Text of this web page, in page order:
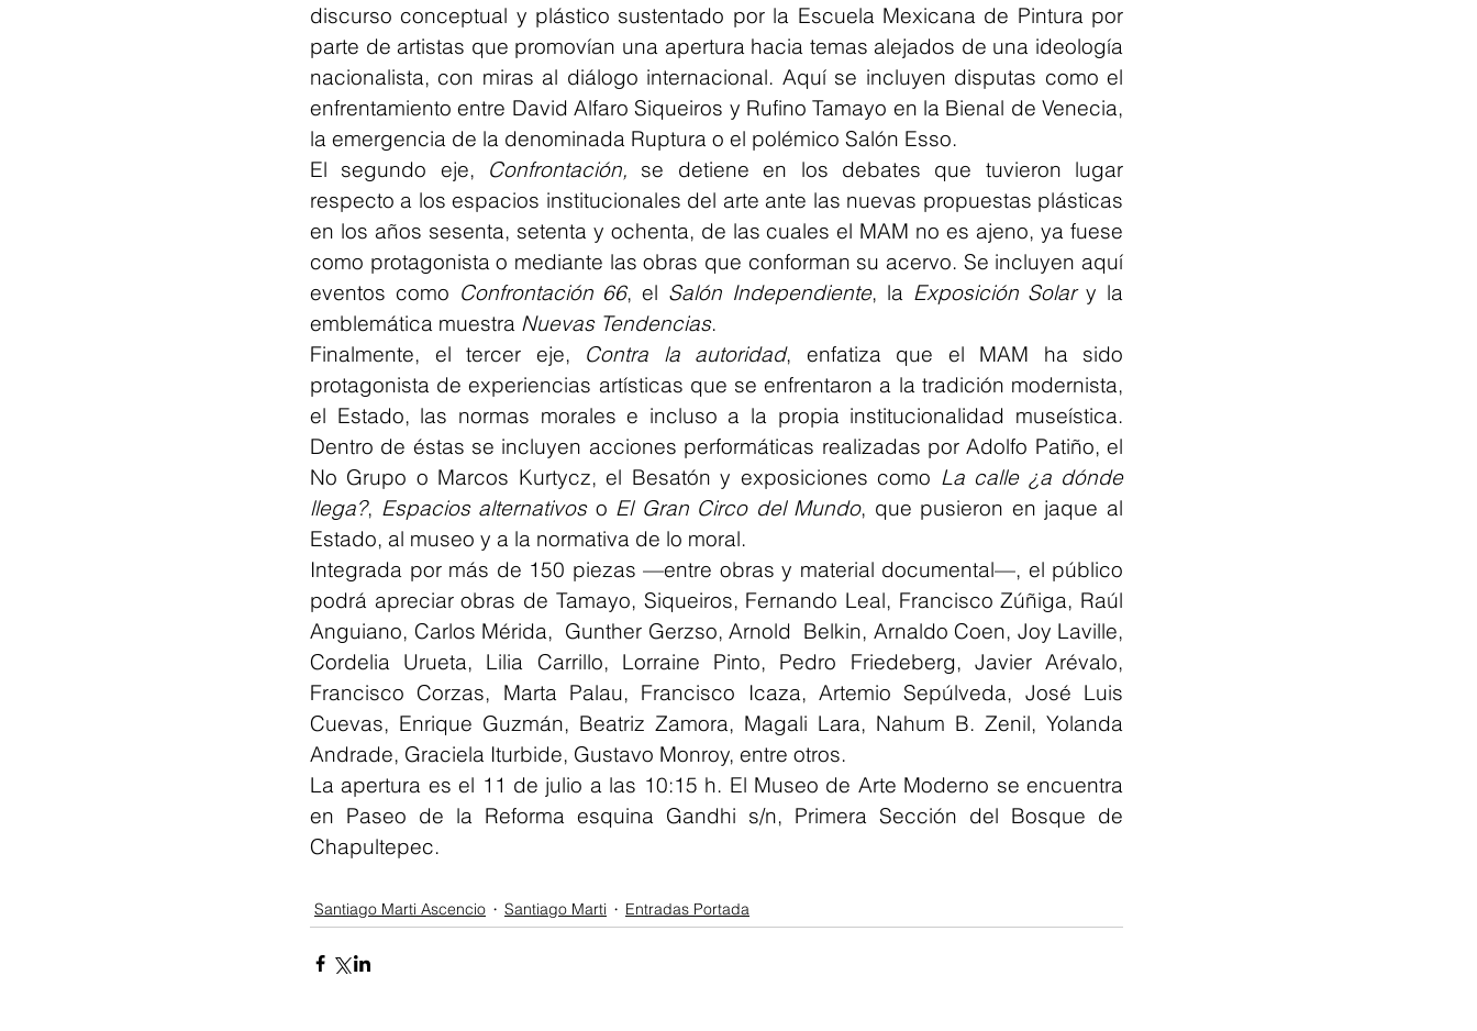
discurso conceptual y plástico sustentado por la Escuela Mexicana de Pintura por
parte de artistas que promovían una apertura hacia temas alejados de una ideología
nacionalista, con miras al diálogo internacional. Aquí se incluyen disputas como el
enfrentamiento entre David Alfaro Siqueiros y Rufino Tamayo en la Bienal de Venecia,
la emergencia de la denominada Ruptura o el polémico Salón Esso.
El segundo eje, Confrontación, se detiene en los debates que tuvieron lugar
respecto a los espacios institucionales del arte ante las nuevas propuestas plásticas
en los años sesenta, setenta y ochenta, de las cuales el MAM no es ajeno, ya fuese
como protagonista o mediante las obras que conforman su acervo. Se incluyen aquí
eventos como Confrontación 66, el Salón Independiente, la Exposición Solar y la
emblemática muestra Nuevas Tendencias.
Finalmente, el tercer eje, Contra la autoridad, enfatiza que el MAM ha sido
protagonista de experiencias artísticas que se enfrentaron a la tradición modernista,
el Estado, las normas morales e incluso a la propia institucionalidad museística.
Dentro de éstas se incluyen acciones performáticas realizadas por Adolfo Patiño, el
No Grupo o Marcos Kurtycz, el Besatón y exposiciones como La calle ¿a dónde
llega?, Espacios alternativos o El Gran Circo del Mundo, que pusieron en jaque al
Estado, al museo y a la normativa de lo moral.
Integrada por más de 150 piezas —entre obras y material documental—, el público
podrá apreciar obras de Tamayo, Siqueiros, Fernando Leal, Francisco Zúñiga, Raúl
Anguiano, Carlos Mérida,  Gunther Gerzso, Arnold  Belkin, Arnaldo Coen, Joy Laville,
Cordelia Urueta, Lilia Carrillo, Lorraine Pinto, Pedro Friedeberg, Javier Arévalo,
Francisco Corzas, Marta Palau, Francisco Icaza, Artemio Sepúlveda, José Luis
Cuevas, Enrique Guzmán, Beatriz Zamora, Magali Lara, Nahum B. Zenil, Yolanda
Andrade, Graciela Iturbide, Gustavo Monroy, entre otros.
La apertura es el 11 de julio a las 10:15 h. El Museo de Arte Moderno se encuentra
en Paseo de la Reforma esquina Gandhi s/n, Primera Sección del Bosque de
Chapultepec.
Santiago Marti Ascencio Santiago Marti Entradas Portada